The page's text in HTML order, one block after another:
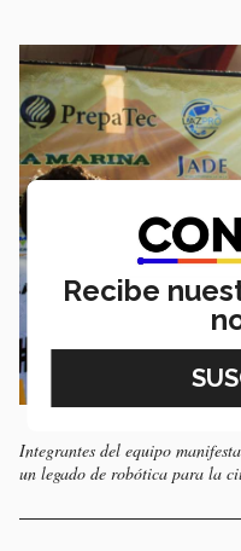
Integrantes del equipo
un legado de robótica para la
Recibe